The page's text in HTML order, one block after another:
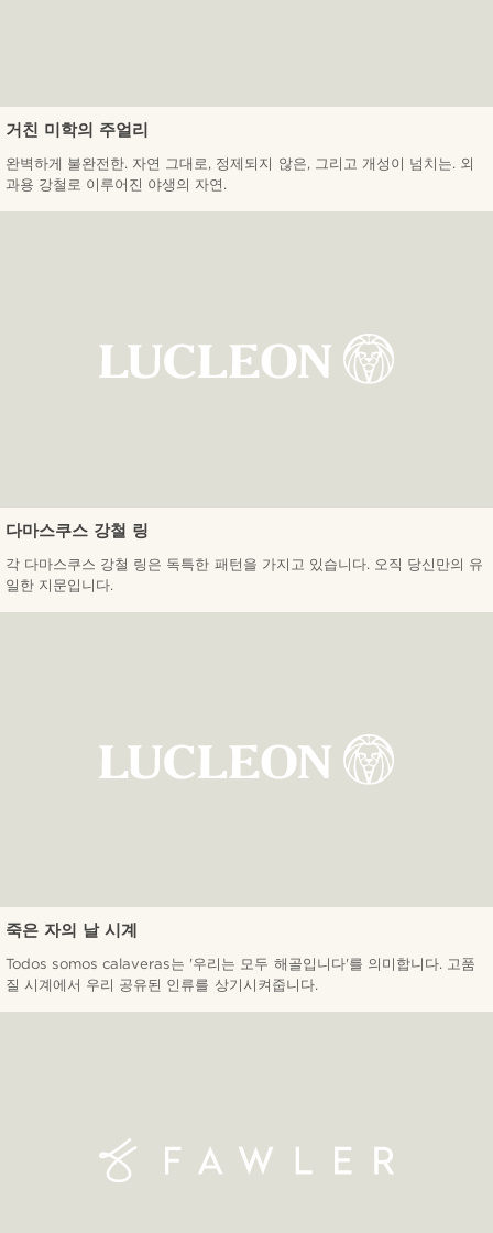
거친 미학의 주얼리
완벽하게 불완전한. 자연 그대로, 정제되지 않은, 그리고 개성이 넘치는. 외
과용 강철로 이루어진 야생의 자연.
다마스쿠스 강철 링
각 다마스쿠스 강철 링은 독특한 패턴을 가지고 있습니다. 오직 당신만의 유
일한 지문입니다.
죽은 자의 날 시계
Todos somos calaveras는 '우리는 모두 해골입니다'를 의미합니다. 고품
질 시계에서 우리 공유된 인류를 상기시켜줍니다.